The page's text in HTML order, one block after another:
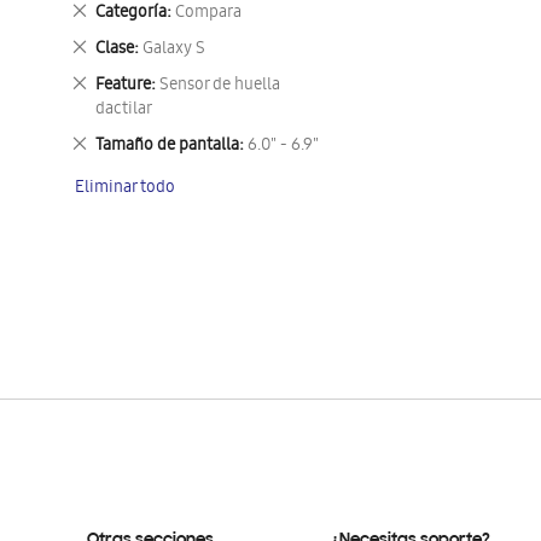
Categoría Compara
Eliminar
este
artículo
Clase Galaxy S
Eliminar
este
artículo
Feature Sensor de huella
dactilar
Eliminar
este
artículo
Tamaño de pantalla 6.0" - 6.9"
Eliminar
artículo
Eliminar todo